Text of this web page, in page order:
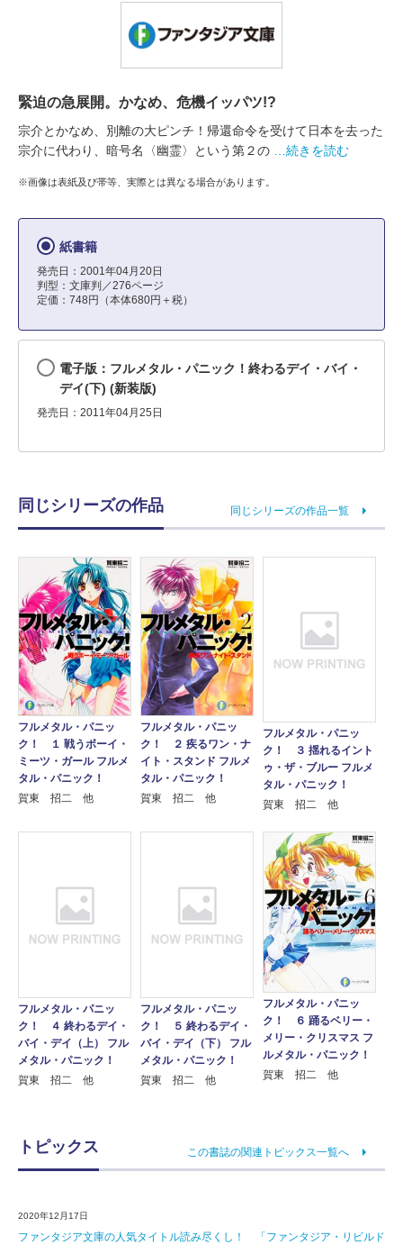
緊迫の急展開。かなめ、危機イッパツ!?
宗介とかなめ、別離の大ピンチ！帰還命令を受けて日本を去った
宗介に代わり、暗号名〈幽霊〉という第２の
…続きを読む
※画像は表紙及び帯等、実際とは異なる場合があります。
紙書籍
発売日：2001年04月20日
判型：文庫判／276ページ
定価：748円（本体680円＋税）
電子版：フルメタル・パニック！終わるデイ・バイ・
デイ(下) (新装版)
発売日：2011年04月25日
同じシリーズの作品 同じシリーズの作品一覧
フルメタル・パニッ
ク！ １ 戦うボーイ・
ミーツ・ガール フルメ
タル・パニック！
賀東 招二 他
フルメタル・パニッ
ク！ ２ 疾るワン・ナ
イト・スタンド フルメ
タル・パニック！
賀東 招二 他
フルメタル・パニッ
ク！ ３ 揺れるイント
ゥ・ザ・ブルー フルメ
タル・パニック！
賀東 招二 他
フルメタル・パニッ
ク！ ４ 終わるデイ・
バイ・デイ（上） フル
メタル・パニック！
賀東 招二 他
フルメタル・パニッ
ク！ ５ 終わるデイ・
バイ・デイ（下） フル
メタル・パニック！
賀東 招二 他
フルメタル・パニッ
ク！ ６ 踊るベリー・
メリー・クリスマス フ
ルメタル・パニック！
賀東 招二 他
トピックス この書誌の関連トピックス一覧へ
2020年12月17日
ファンタジア文庫の人気タイトル読み尽くし！ 「ファンタジア・リビルド